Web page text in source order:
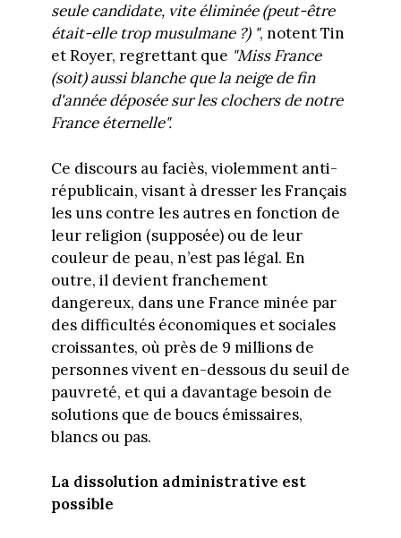
seule candidate, vite éliminée (peut-être
était-elle trop musulmane ?) ", notent Tin
et Royer, regrettant que "Miss France
(soit) aussi blanche que la neige de fin
d'année déposée sur les clochers de notre
France éternelle".
Ce discours au faciès, violemment anti-
républicain, visant à dresser les Français
les uns contre les autres en fonction de
leur religion (supposée) ou de leur
couleur de peau, n’est pas légal. En
outre, il devient franchement
dangereux, dans une France minée par
des difficultés économiques et sociales
croissantes, où près de 9 millions de
personnes vivent en-dessous du seuil de
pauvreté, et qui a davantage besoin de
solutions que de boucs émissaires,
blancs ou pas.
La dissolution administrative est
possible